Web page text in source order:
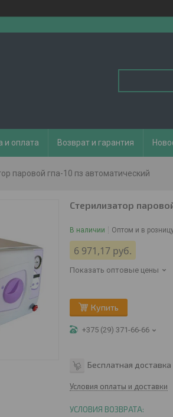
и оплата Возврат и гарантия
паровой гпа-10 пз автоматический
Стерилизатор
В наличии Оптом и в
6 971,17 руб.
Показать оптовые цены
Купить
+375 (29) 371-66-66
Бесплатная доставка
Условия оплаты и доставки